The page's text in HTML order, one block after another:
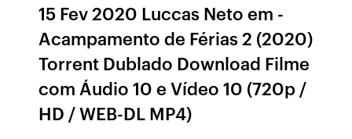
15 Fev 2020 Luccas Neto em -
Acampamento de Férias 2 (2020)
Torrent Dublado Download Filme
com Áudio 10 e Vídeo 10 (720p /
HD / WEB-DL MP4)